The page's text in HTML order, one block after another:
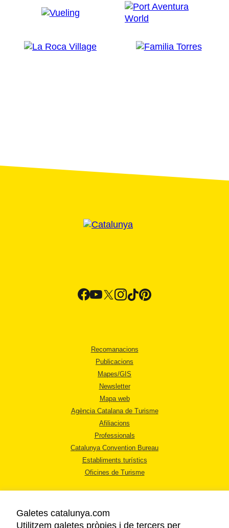
Recomanacions
Publicacions
Mapes/GIS
Newsletter
Mapa web
Agència Catalana de Turisme
Afiliacions
Professionals
Catalunya Convention Bureau
Establiments turístics
Oficines de Turisme
Galetes catalunya.com
Utilitzem galetes pròpies i de tercers per